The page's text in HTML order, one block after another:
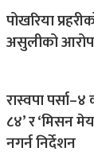
पोखरिया
असुलीको
रास्वपा
८४’ र ‘मिसन
नगर्न निर्देशन